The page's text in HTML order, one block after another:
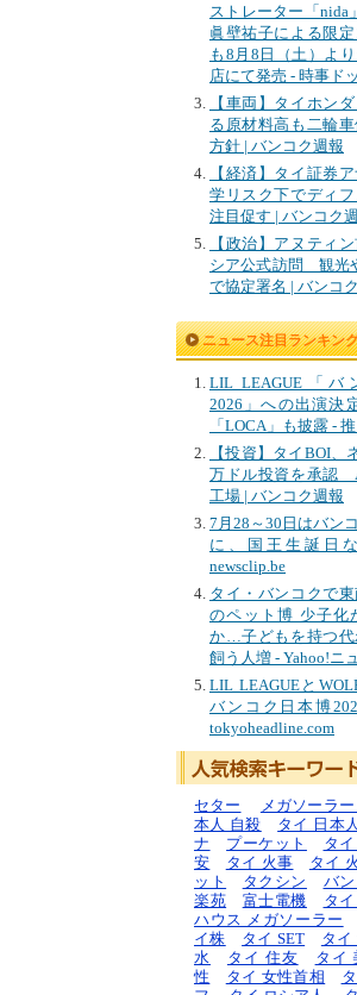
ストレーター「nida
眞壁祐子による限
も8月8日（土）よ
店にて発売 - 時事ド
【車両】タイホン
る原材料高も二輪
方針 | バンコク週報
【経済】タイ証券
学リスク下でディ
注目促す | バンコク
【政治】アヌティ
シア公式訪問 観光
で協定署名 | バンコ
ニュース注目ランキン
LIL LEAGUE「
2026」への出演決
「LOCA」も披露 -
【投資】タイBOI、
万ドル投資を承認
工場 | バンコク週報
7月28～30日はバン
に、国王生誕日
newsclip.be
タイ・バンコクで
のペット博 少子化
か…子どもを持つ代
飼う人増 - Yahoo!ニ
LIL LEAGUEと
バンコク日本博
tokyoheadline.com
セター メガソーラー
本人 自殺
タイ 日本人
ナ
プーケット タ
安
タイ 火事 タイ
ット
タクシン バ
楽苑
富士電機 タ
ハウス メガソーラー
イ株
タイ SET タイ
水
タイ 住友 タイ
性
タイ 女性首相